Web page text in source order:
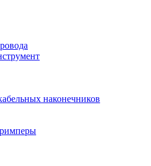
наконечников